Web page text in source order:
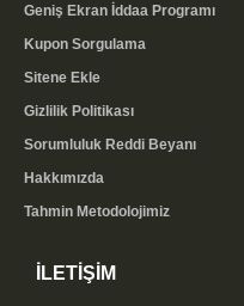
Geniş Ekran İddaa Programı
Kupon Sorgulama
Sitene Ekle
Gizlilik Politikası
Sorumluluk Reddi Beyanı
Hakkımızda
Tahmin Metodolojimiz
İLETİŞİM